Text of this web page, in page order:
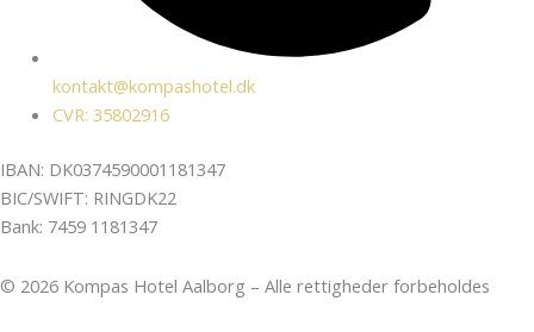
kontakt@kompashotel.dk
CVR: 35802916
IBAN: DK0374590001181347
BIC/SWIFT: RINGDK22
Bank: 7459 1181347
© 2026 Kompas Hotel Aalborg – Alle rettigheder forbeholdes